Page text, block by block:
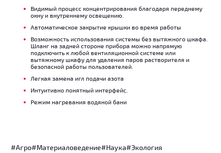
Видимый процесс концентрирования благодаря переднему
окну и внутреннему освещению.
Автоматическое закрытие крышки во время работы
Возможность использования системы без вытяжного шкафа.
Шланг на задней стороне прибора можно напрямую
подключить к любой вентиляционной системе или
вытяжному шкафу для удаления паров растворителя и
безопасной работы пользователей.
Легкая замена игл подачи азота
Интуитивно понятный интерфейс.
Режим нагревания водяной бани
#Агро#Материаловедение#Наука#Экология